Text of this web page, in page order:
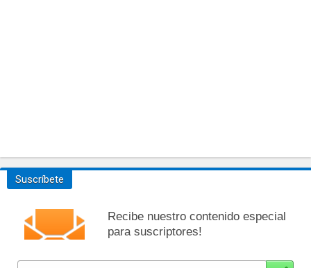
Suscríbete
Recibe nuestro contenido especial
para suscriptores!